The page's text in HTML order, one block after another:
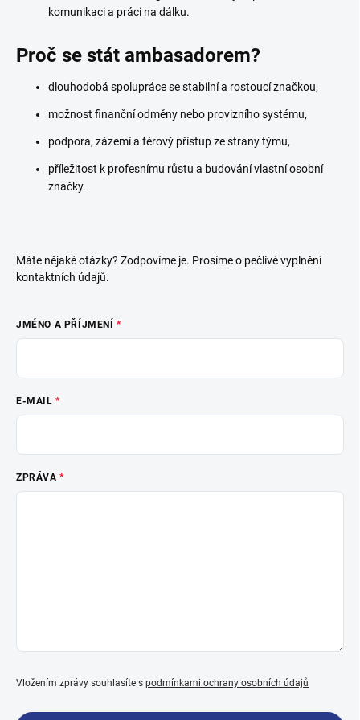
komunikaci a práci na dálku.
Proč se stát ambasadorem?
dlouhodobá spolupráce se stabilní a rostoucí značkou,
možnost finanční odměny nebo provizního systému,
podpora, zázemí a férový přístup ze strany týmu,
příležitost k profesnímu růstu a budování vlastní osobní
značky.
Máte nějaké otázky? Zodpovíme je. Prosíme o pečlivé vyplnění
kontaktních údajů.
JMÉNO A PŘÍJMENÍ
E-MAIL
ZPRÁVA
Vložením zprávy souhlasíte s podmínkami ochrany osobních údajů